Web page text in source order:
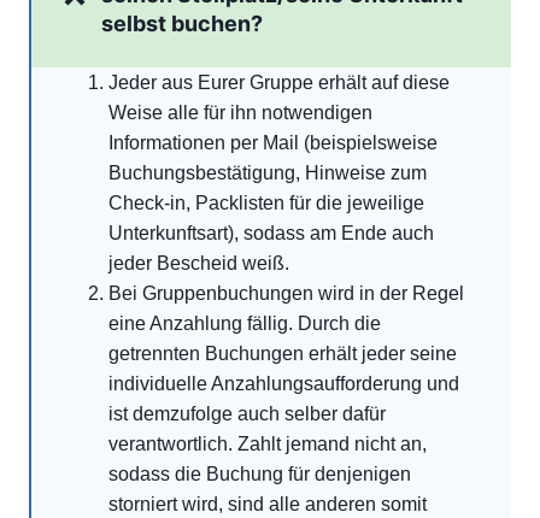
selbst buchen?
Jeder aus Eurer Gruppe erhält auf diese
Weise alle für ihn notwendigen
Informationen per Mail (beispielsweise
Buchungsbestätigung, Hinweise zum
Check-in, Packlisten für die jeweilige
Unterkunftsart), sodass am Ende auch
jeder Bescheid weiß.
Bei Gruppenbuchungen wird in der Regel
eine Anzahlung fällig. Durch die
getrennten Buchungen erhält jeder seine
individuelle Anzahlungsaufforderung und
ist demzufolge auch selber dafür
verantwortlich. Zahlt jemand nicht an,
sodass die Buchung für denjenigen
storniert wird, sind alle anderen somit